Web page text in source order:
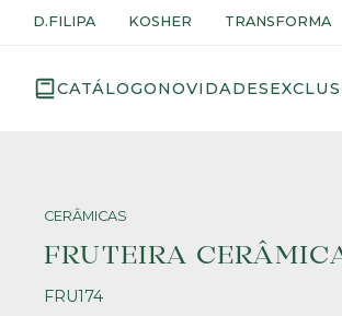
D.FILIPA KOSHER TRANSFORMA
CATÁLOGONOVIDADES
CERÂMICAS
FRUTEIRA
FRU174